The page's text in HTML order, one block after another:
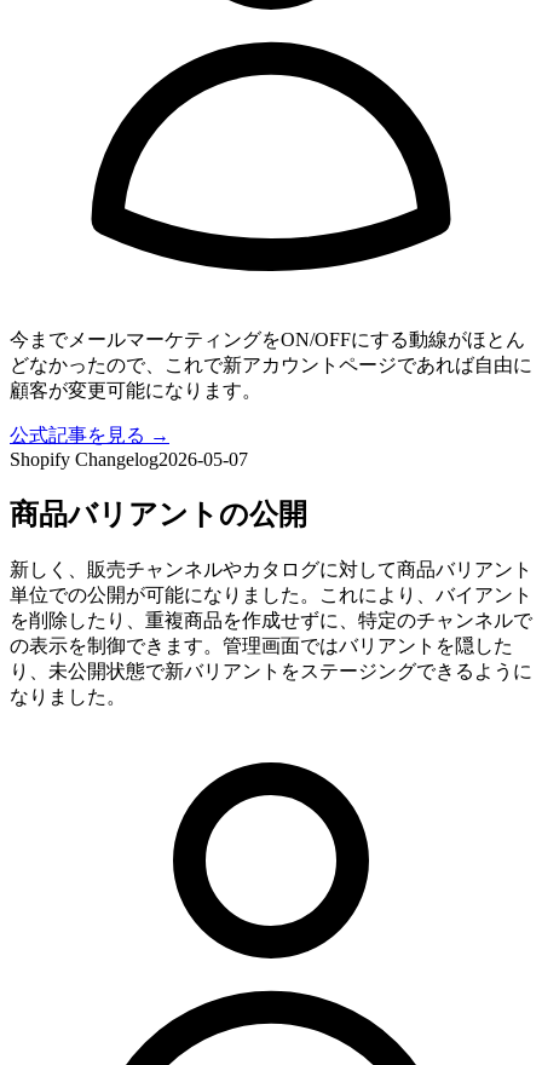
今までメールマーケティングをON/OFFにする動線がほとん
どなかったので、これで新アカウントページであれば自由に
顧客が変更可能になります。
公式記事を見る →
Shopify Changelog2026-05-07
商品バリアントの公開
新しく、販売チャンネルやカタログに対して商品バリアント
単位での公開が可能になりました。これにより、バイアント
を削除したり、重複商品を作成せずに、特定のチャンネルで
の表示を制御できます。管理画面ではバリアントを隠した
り、未公開状態で新バリアントをステージングできるように
なりました。